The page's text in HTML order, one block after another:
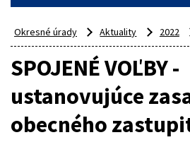
Okresné úrady Aktuality 2022
SPOJENÉ VOĽBY -
ustanovujúce
obecného